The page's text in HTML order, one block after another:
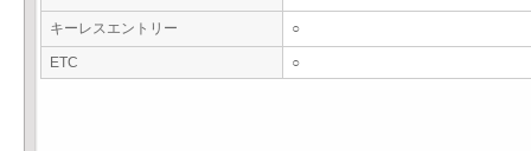
キーレスエントリー ○
ETC ○